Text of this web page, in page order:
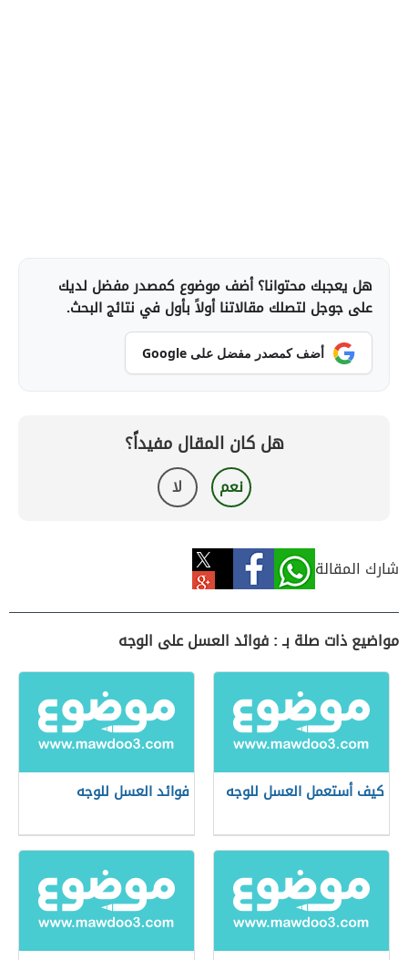
هل يعجبك محتوانا؟ أضف موضوع كمصدر مفضل لديك
على جوجل لتصلك مقالاتنا أولاً بأول في نتائج البحث.
أضف كمصدر مفضل على Google
هل كان المقال مفيداً؟
نعم لا
شارك المقالة
مواضيع ذات صلة بـ : فوائد العسل على الوجه
كيف أستعمل العسل للوجه فوائد العسل للوجه